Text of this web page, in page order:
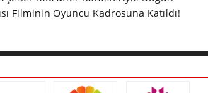
Filminin Oyuncu Kadrosuna Katıldı!